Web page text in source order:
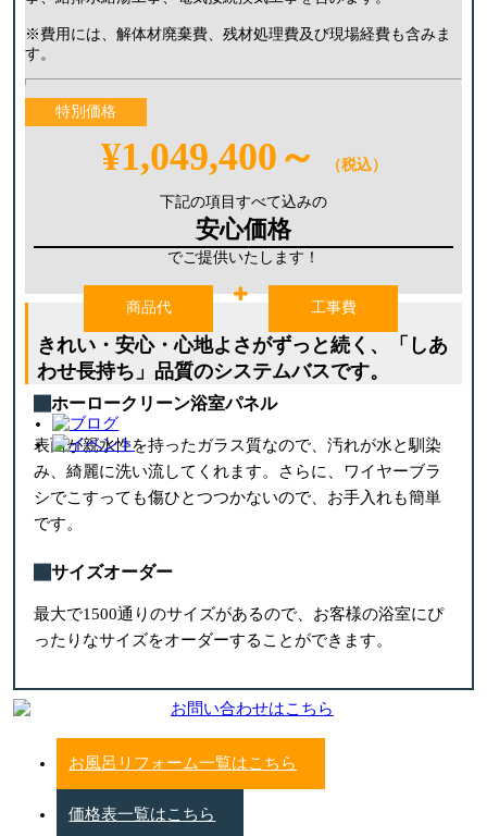
※費用には、解体材廃棄費、残材処理費及び現場経費も含みま
す。
特別価格
¥1,049,400～ （税込）
下記の項目すべて込みの
安心価格
でご提供いたします！
商品代 工事費
きれい・安心・心地よさがずっと続く、「しあ
わせ長持ち」品質のシステムバスです。
ホーロークリーン浴室パネル
表面が親水性を持ったガラス質なので、汚れが水と馴染
み、綺麗に洗い流してくれます。さらに、ワイヤーブラ
シでこすっても傷ひとつつかないので、お手入れも簡単
です。
サイズオーダー
最大で1500通りのサイズがあるので、お客様の浴室にぴ
ったりなサイズをオーダーすることができます。
お風呂リフォーム一覧はこちら
価格表一覧はこちら